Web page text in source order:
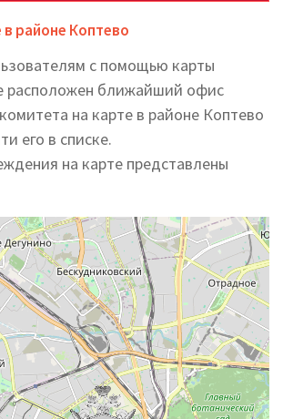
районе Коптево
с помощью карты
расположен ближайший офис
на карте в районе Коптево
его в списке.
на карте представлены